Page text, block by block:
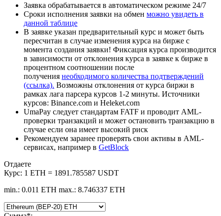
Заявка обрабатывается в автоматическом режиме 24/7
Сроки исполнения заявки на обмен можно увидеть в
данной таблице
В заявке указан предварительный курс и может быть
пересчитан в случае изменения курса на бирже с
момента создания заявки! Фиксация курса производится
в зависимости от отклонения курса в заявке к бирже в
процентном соотношении после
получения необходимого количества подтверждений
(ссылка). Возможны отклонения от курса биржи в
рамках лага парсера курсов 1-2 минуты. Источники
курсов: Binance.com и Heleket.com
UmaPay следует стандартам FATF и проводит AML-
проверки транзакций и может остановить транзакцию в
случае если она имеет высокий риск
Рекомендуем заранее проверять свои активы в AML-
сервисах, например в GetBlock
Отдаете
Курс: 1 ETH = 1891.785587 USDT
min.: 0.011 ETH max.: 8.746337 ETH